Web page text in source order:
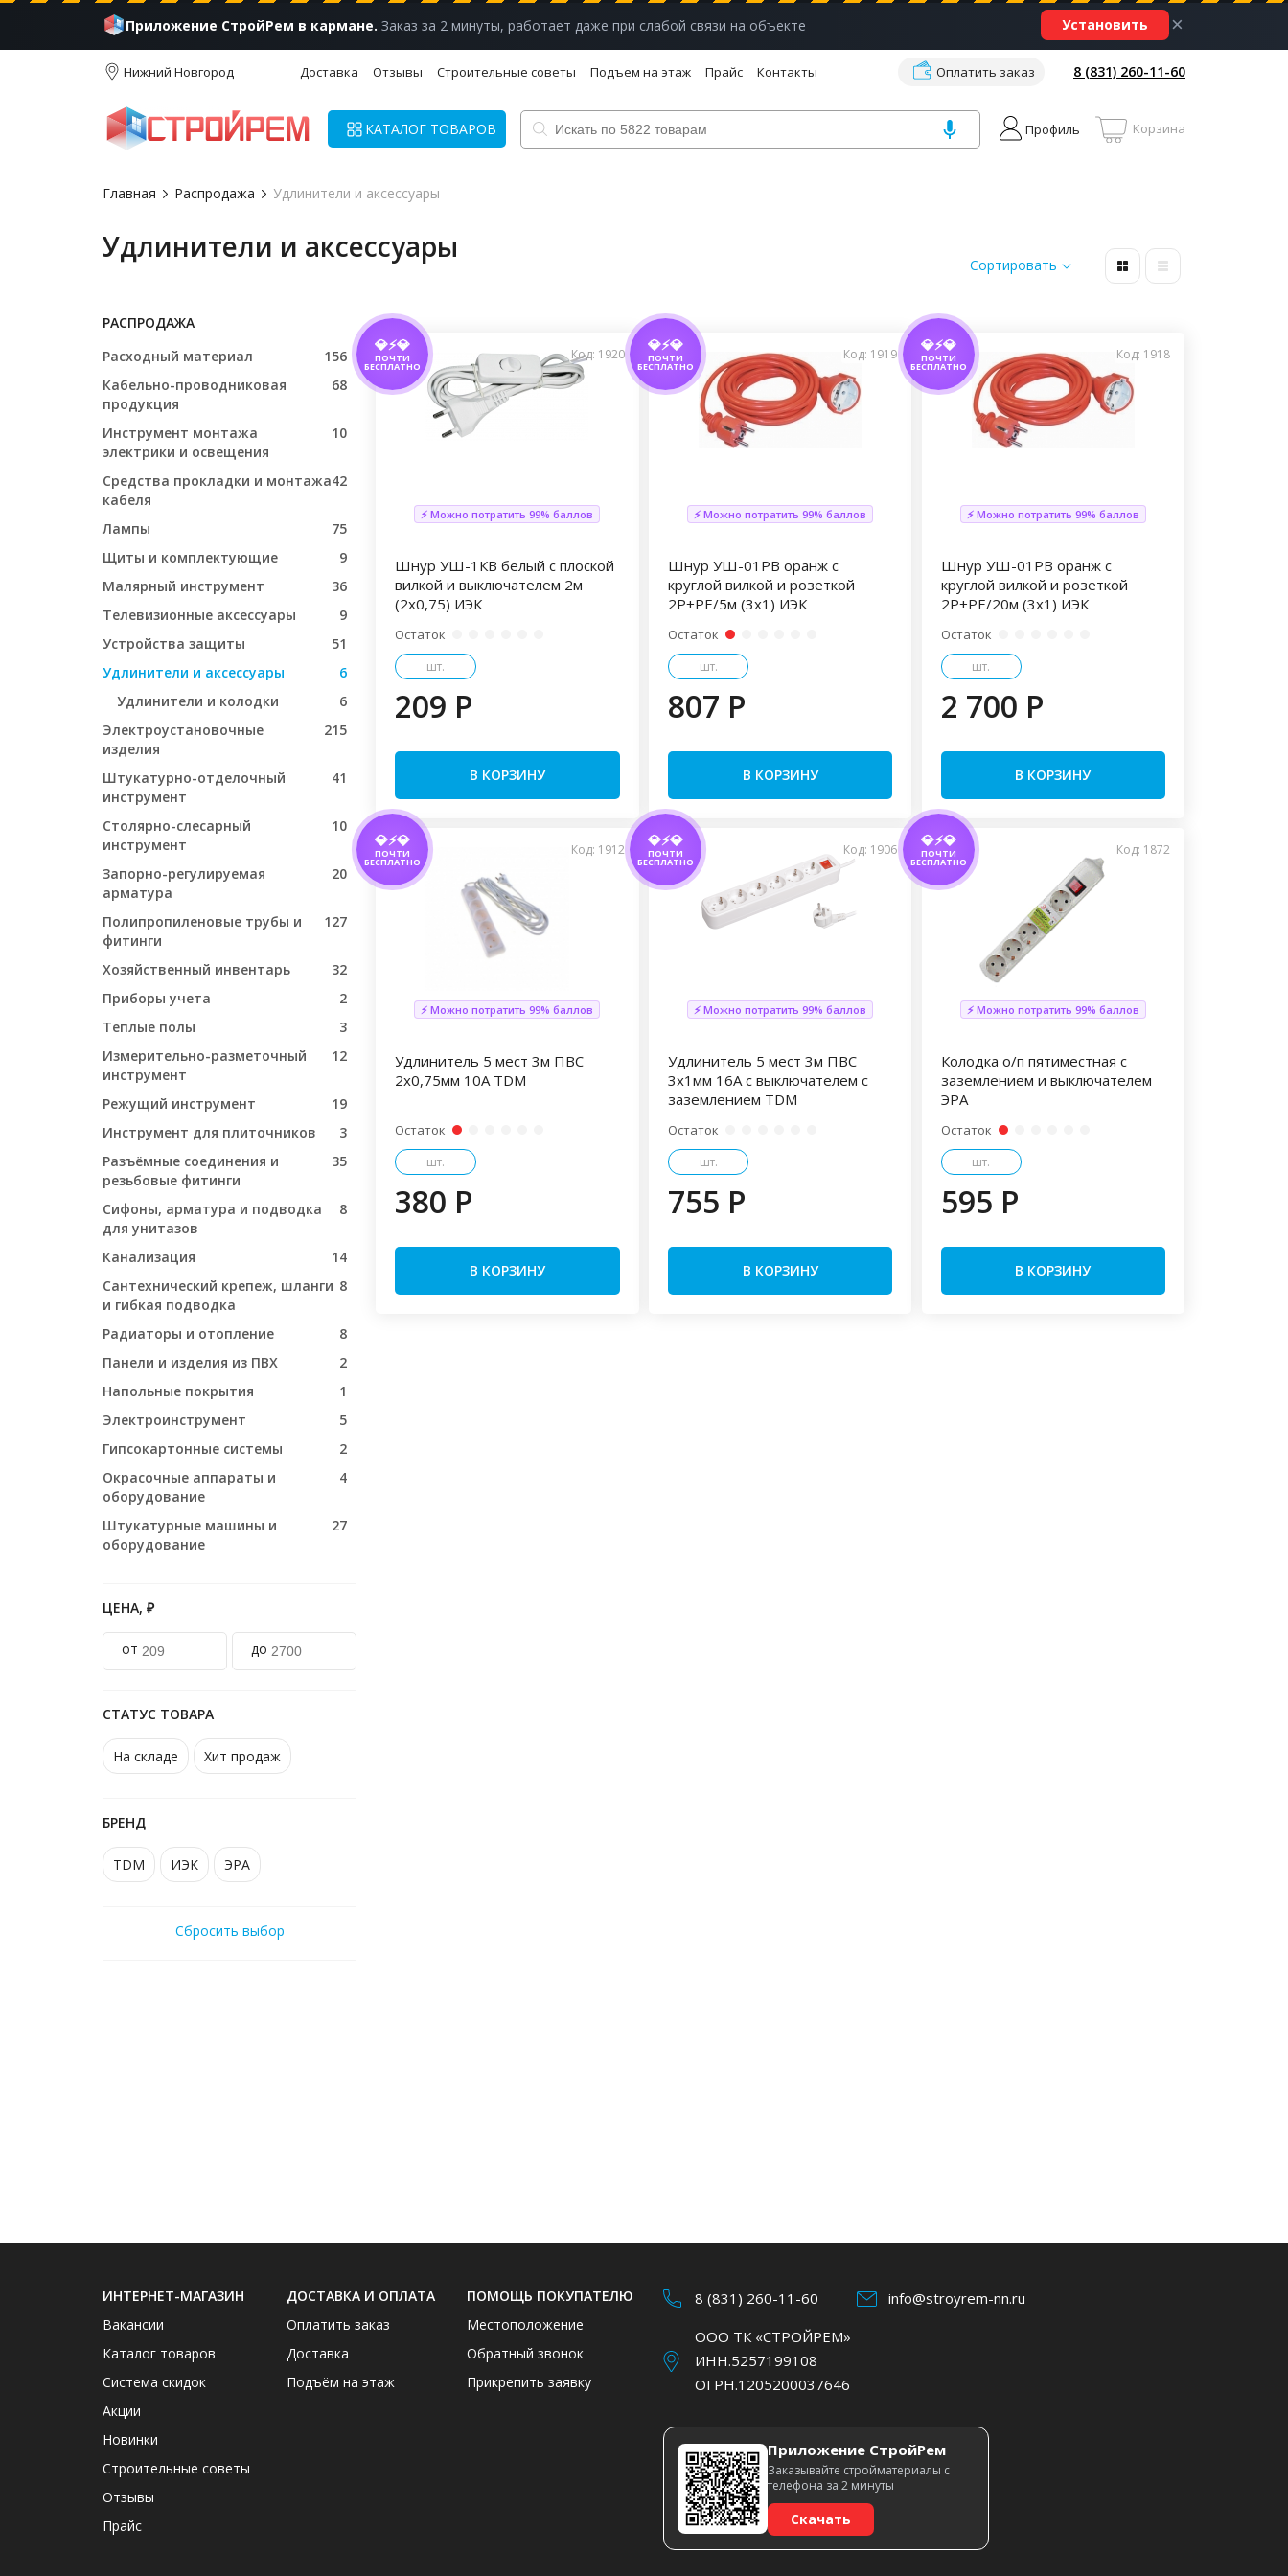
Приложение СтройРем в кармане. Заказ за 2 минуты, работает даже при слабой связи на объекте Установить ×
Нижний Новгород Доставка Отзывы Строительные советы Подъем на этаж Прайс Контакты Оплатить заказ 8 (831) 260-11-60
КАТАЛОГ ТОВАРОВ Профиль Корзина
Главная Распродажа Удлинители и аксессуары
Удлинители и аксессуары
Сортировать
РАСПРОДАЖА
Расходный материал
156
Кабельно-проводниковая
продукция
68
Инструмент монтажа
электрики и освещения
10
Средства прокладки и монтажа
кабеля
42
Лампы
75
Щиты и комплектующие
9
Малярный инструмент
36
Телевизионные аксессуары
9
Устройства защиты
51
Удлинители и аксессуары
6
Удлинители и колодки
6
Электроустановочные
изделия
215
Штукатурно-отделочный
инструмент
41
Столярно-слесарный
инструмент
10
Запорно-регулируемая
арматура
20
Полипропиленовые трубы и
фитинги
127
Хозяйственный инвентарь
32
Приборы учета
2
Теплые полы
3
Измерительно-разметочный
инструмент
12
Режущий инструмент
19
Инструмент для плиточников
3
Разъёмные соединения и
резьбовые фитинги
35
Сифоны, арматура и подводка
для унитазов
8
Канализация
14
Сантехнический крепеж, шланги
и гибкая подводка
8
Радиаторы и отопление
8
Панели и изделия из ПВХ
2
Напольные покрытия
1
Электроинструмент
5
Гипсокартонные системы
2
Окрасочные аппараты и
оборудование
4
Штукатурные машины и
оборудование
27
ЦЕНА, ₽
от до
СТАТУС ТОВАРА
На складе Хит продаж
БРЕНД
TDM ИЭК ЭРА
Сбросить выбор
💎⚡💎
ПОЧТИ
БЕСПЛАТНО
Код: 1920
⚡ Можно потратить 99% баллов
Шнур УШ-1КВ белый с плоской
вилкой и выключателем 2м
(2х0,75) ИЭК
Остаток
шт.
209 P
В КОРЗИНУ
💎⚡💎
ПОЧТИ
БЕСПЛАТНО
Код: 1919
⚡ Можно потратить 99% баллов
Шнур УШ-01РВ оранж с
круглой вилкой и розеткой
2Р+РЕ/5м (3х1) ИЭК
Остаток
шт.
807 P
В КОРЗИНУ
💎⚡💎
ПОЧТИ
БЕСПЛАТНО
Код: 1918
⚡ Можно потратить 99% баллов
Шнур УШ-01РВ оранж с
круглой вилкой и розеткой
2Р+РЕ/20м (3х1) ИЭК
Остаток
шт.
2 700 P
В КОРЗИНУ
💎⚡💎
ПОЧТИ
БЕСПЛАТНО
Код: 1912
⚡ Можно потратить 99% баллов
Удлинитель 5 мест 3м ПВС
2х0,75мм 10А TDM
Остаток
шт.
380 P
В КОРЗИНУ
💎⚡💎
ПОЧТИ
БЕСПЛАТНО
Код: 1906
⚡ Можно потратить 99% баллов
Удлинитель 5 мест 3м ПВС
3х1мм 16А с выключателем с
заземлением TDM
Остаток
шт.
755 P
В КОРЗИНУ
💎⚡💎
ПОЧТИ
БЕСПЛАТНО
Код: 1872
⚡ Можно потратить 99% баллов
Колодка о/п пятиместная с
заземлением и выключателем
ЭРА
Остаток
шт.
595 P
В КОРЗИНУ
ИНТЕРНЕТ-МАГАЗИН
Вакансии
Каталог товаров
Система скидок
Акции
Новинки
Строительные советы
Отзывы
Прайс
ДОСТАВКА И ОПЛАТА
Оплатить заказ
Доставка
Подъём на этаж
ПОМОЩЬ ПОКУПАТЕЛЮ
Местоположение
Обратный звонок
Прикрепить заявку
8 (831) 260-11-60
info@stroyrem-nn.ru
ООО ТК «СТРОЙРЕМ»
ИНН.5257199108
ОГРН.1205200037646
Приложение СтройРем
Заказывайте стройматериалы с
телефона за 2 минуты
Скачать